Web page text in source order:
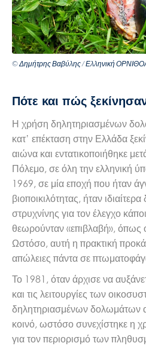
© Δημήτρης Βαβύλης / Ελληνική
Πότε και πώς
Η χρήση δηλητηριασμένων
κατ’ επέκταση στην Ελλάδα
αιώνα και εντατικοποιήθηκε
Πόλεμο, σε όλη την ελληνική
1969, σε μία εποχή που ήταν
βιοποικιλότητας, ήταν
στρυχνίνης για τον έλεγχο
θεωρούνταν «επιβλαβή», όπως
Ωστόσο, αυτή η πρακτική
απώλειες πάντα σε
Το 1981, όταν άρχισε να
και τις λειτουργίες των
δηλητηριασμένων δολωμάτων
κοινό, ωστόσο συνεχίστηκε η
για τον περιορισμό των